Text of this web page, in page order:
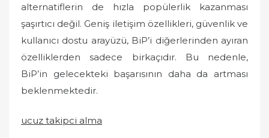
alternatiflerin de hızla popülerlik kazanması
şaşırtıcı değil. Geniş iletişim özellikleri, güvenlik ve
kullanıcı dostu arayüzü, BiP’i diğerlerinden ayıran
özelliklerden sadece birkaçıdır. Bu nedenle,
BiP’in gelecekteki başarısının daha da artması
beklenmektedir.
ucuz takipci alma